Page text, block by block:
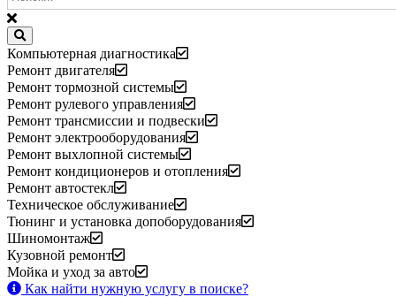
Компьютерная диагностика
Ремонт двигателя
Ремонт тормозной системы
Ремонт рулевого управления
Ремонт трансмиссии и подвески
Ремонт электрооборудования
Ремонт выхлопной системы
Ремонт кондиционеров и отопления
Ремонт автостекл
Техническое обслуживание
Тюнинг и установка допоборудования
Шиномонтаж
Кузовной ремонт
Мойка и уход за авто
Как найти нужную услугу в поиске?